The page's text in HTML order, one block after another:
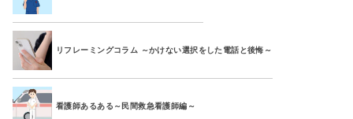
リフレーミングコラム ～かけない選択をした電話と後悔～
看護師あるある～民間救急看護師編～